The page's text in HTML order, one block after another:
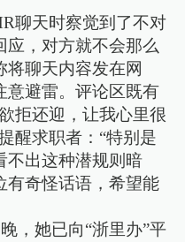
聊天时察觉到了不对
应，对方就不会那么
将聊天内容发在网
意避雷。评论区既有
拒还迎，让我心里很
醒求职者：“特别是
不出这种潜规则暗
有奇怪话语，希望能
，她已向“浙里办”平